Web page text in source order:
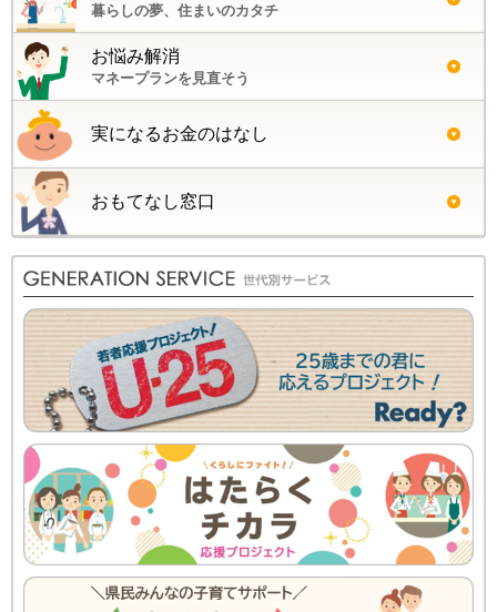
暮らしの夢、住まいのカタチ
お悩み解消
マネープランを見直そう
実になるお金のはなし
おもてなし窓口